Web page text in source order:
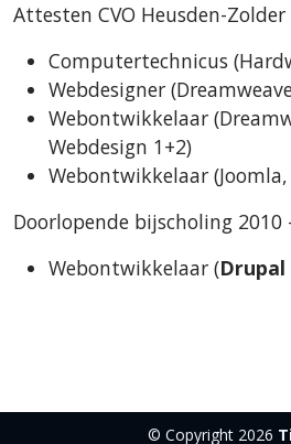
Attesten CVO Heusden-
Computertechnicus
Webdesigner
Webontwikkelaar
Webdesign 1+2)
Webontwikkelaar (Joomla,
Doorlopende bijscholing 2010
Webontwikkelaar (Drupal
© Copyright 2026